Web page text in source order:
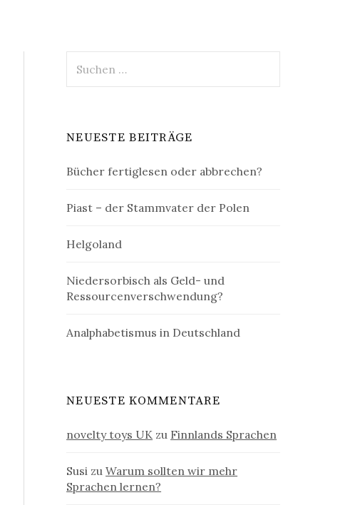
nach:
NEUESTE BEITRÄGE
Bücher fertiglesen oder abbrechen?
Piast – der Stammvater der Polen
Helgoland
Niedersorbisch als Geld- und
Ressourcenverschwendung?
Analphabetismus in Deutschland
NEUESTE KOMMENTARE
novelty toys UK zu Finnlands Sprachen
Susi zuWarum sollten wir mehr
Sprachen lernen?